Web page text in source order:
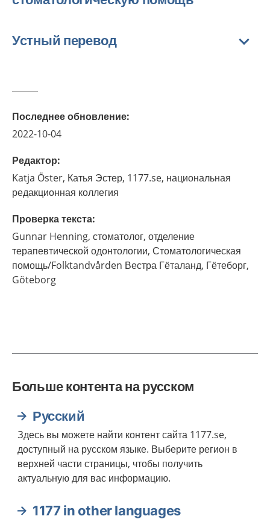
Устный перевод
Последнее обновление:
2022-10-04
Редактор:
Katja Öster, Катья Эстер, 1177.se, национальная
редакционная коллегия
Проверка текста:
Gunnar Henning, стоматолог, отделение
терапевтической одонтологии, Стоматологическая
помощь/Folktandvården Вестра Гёталанд, Гётеборг,
Göteborg
Больше контента на русском
Русский
Здесь вы можете найти контент сайта 1177.se,
доступный на русском языке. Выберите регион в
верхней части страницы, чтобы получить
актуальную для вас информацию.
1177 in other languages